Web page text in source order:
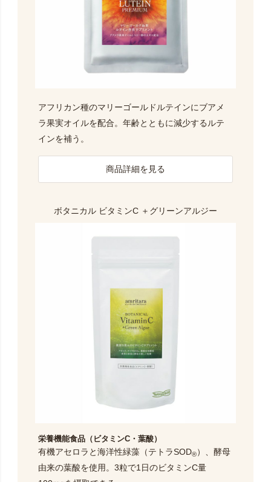
アフリカン種のマリーゴールドルテインにブアメ
ラ果実オイルを配合。年齢とともに減少するルテ
インを補う。
商品詳細を見る
ボタニカル ビタミンC ＋グリーンアルジー
栄養機能食品（ビタミンC・葉酸）
有機アセロラと海洋性緑藻（テトラSOD®）、酵母
由来の葉酸を使用。3粒で1日のビタミンC量